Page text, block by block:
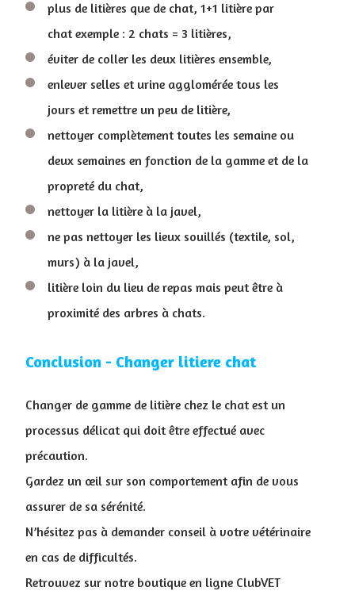
plus de litières que de chat, 1+1 litière par
chat exemple : 2 chats = 3 litières,
éviter de coller les deux litières ensemble,
enlever selles et urine agglomérée tous les
jours et remettre un peu de litière,
nettoyer complètement toutes les semaine ou
deux semaines en fonction de la gamme et de la
propreté du chat,
nettoyer la litière à la javel,
ne pas nettoyer les lieux souillés (textile, sol,
murs) à la javel,
litière loin du lieu de repas mais peut être à
proximité des arbres à chats.
Conclusion - Changer litiere chat
Changer de gamme de litière chez le chat est un
processus délicat qui doit être effectué avec
précaution.
Gardez un œil sur son comportement afin de vous
assurer de sa sérénité.
N’hésitez pas à demander conseil à votre vétérinaire
en cas de difficultés.
Retrouvez sur notre boutique en ligne ClubVET